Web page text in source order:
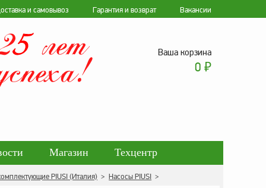
и самовывоз Гарантия и возврат Вакансии
Ваша корзина
0 ₽
Магазин Техцентр
PIUSI (Италия) > Насосы PIUSI >